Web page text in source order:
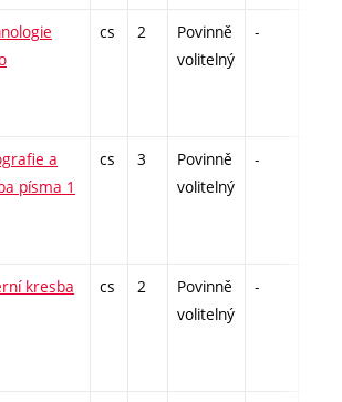
cs 2
Povinně
volitelný
-
a
písma 1
cs 3
Povinně
volitelný
-
kresba
cs 2
Povinně
volitelný
-